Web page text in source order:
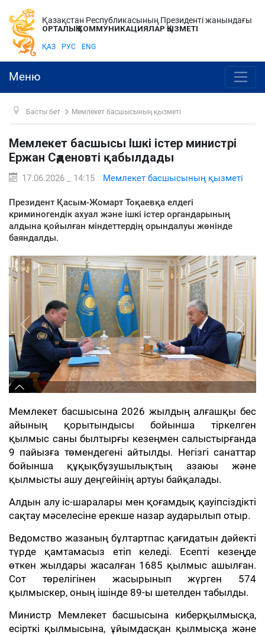
Қазақстан Республикасының Президенті жанындағы
ОРТАЛЫҚ КОММУНИКАЦИЯЛАР ҚЫЗМЕТІ
ҚАЗ РУС ENG
Меню
Басты бет Мемлекет басшысының қызметі
Мемлекет басшысы Ішкі істер министрі
Ержан Сәденовті қабылдады
17.06.2026 _ 14:15 Мемлекет басшысының қызметі
Президент Қасым-Жомарт Тоқаевқа елдегі
криминогендік ахуал және ішкі істер органдарының
алдына қойылған міндеттердің орындалуы жөнінде
баяндалды.
Мемлекет басшысына 2026 жылдың алғашқы бес
айының қорытындысы бойынша тіркелген
қылмыс саны былтырғы кезеңмен салыстырғанда
9 пайызға төмендегені айтылды. Негізгі санаттар
бойынша құқықбұзушылықтың азаюы және
қылмысты ашу деңгейінің артуы байқалады.
Алдын алу іс-шаралары мен қоғамдық қауіпсіздікті
сақтау мәселесіне ерекше назар аударылып отыр.
Ведомство жазаның бұлтартпас қағидатын дәйекті
түрде қамтамасыз етіп келеді. Есепті кезеңде
өткен жылдары жасалған 1685 қылмыс ашылған.
Сот төрелігінен жасырынып жүрген 574
қылмыскер, оның ішінде 89-ы шетелден табылды.
Министр Мемлекет басшысына киберқылмысқа,
есірткі қылмысына, ұйымдасқан қылмысқа және